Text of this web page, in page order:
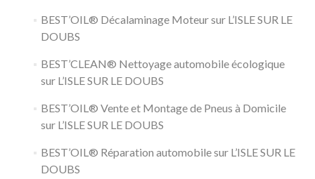
BEST’OIL® Décalaminage Moteur sur L’ISLE SUR LE
DOUBS
BEST’CLEAN® Nettoyage automobile écologique
sur L’ISLE SUR LE DOUBS
BEST’OIL® Vente et Montage de Pneus à Domicile
sur L’ISLE SUR LE DOUBS
BEST’OIL® Réparation automobile sur L’ISLE SUR LE
DOUBS